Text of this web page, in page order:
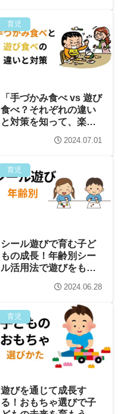
育児
「手づかみ食べ vs 遊び
食べ？それぞれの違い
と対策を知って、楽し
2024.07.01
育児
シール遊びで育む子ど
もの成長！年齢別シー
ル活用法で遊びをもっ
2024.06.28
育児
遊びを通じて成長す
る！おもちゃ選びで子